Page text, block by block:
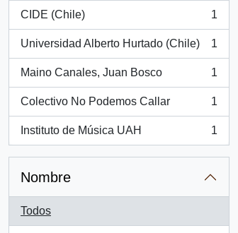
CIDE (Chile)
, 1 resultados
1
Universidad Alberto Hurtado (Chile)
, 1 resultados
1
Maino Canales, Juan Bosco
, 1 resultados
1
Colectivo No Podemos Callar
, 1 resultados
1
Instituto de Música UAH
, 1 resultados
1
Nombre
Todos